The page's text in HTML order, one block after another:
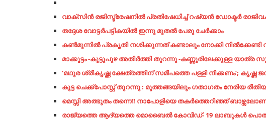
വാക്സിന്‍ രജിസ്ട്രേഷനില്‍ പ്രതിഷേധിച്ച്‌ റഷ്യന്‍ ഡോക്ടര്‍
ത​ദ്ദേ​ശ വോ​ട്ട​ര്‍​പ​ട്ടി​ക​യി​ല്‍ ഇ​ന്നു മു​ത​ല്‍ പേ​രു ചേ​ര്‍​ക്കാം
കണ്‍മുന്നില്‍ പ്രകൃതി നശിക്കുന്നത് കണ്ടാലും നോക്കി
മാക്കൂട്ടം -കൂട്ടുപുഴ അതിർത്തി തുറന്നു -കണ്ണൂരിലേക്കുള്ള യാത്ര
‘മഥുര ശ്രീകൃഷ്ണ ക്ഷേത്രത്തിന് സമീപത്തെ പള്ളി നീക്കണം’; കൃഷ്ണ
കുട്ട ചെക്ക്പോസ്റ്റ് തുറന്നു : മുത്തങ്ങയിലും ഗതാഗതം നേരിയ
മെസ്സി അത്ഭുതം തന്നെ!! നാപോളിയെ തകര്‍ത്തെറിഞ്ഞ്
രാജ്യത്തെ ആദ്യത്തെ മൊബൈൽ കോവിഡ്- 19 ലാബുകൾ